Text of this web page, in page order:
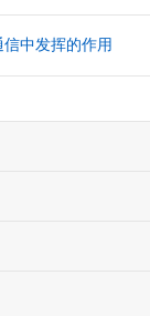
中发挥的作用